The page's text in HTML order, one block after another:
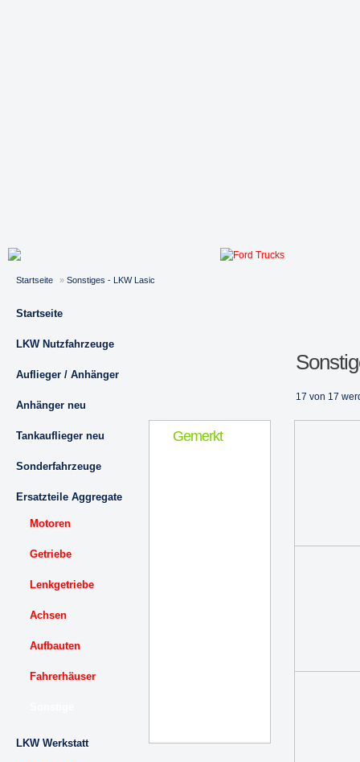
Startseite » Sonstiges - LKW Lasic
Startseite
LKW Nutzfahrzeuge
Auflieger / Anhänger
Anhänger neu
Tankauflieger neu
Sonderfahrzeuge
Ersatzteile Aggregate
Motoren
Getriebe
Lenkgetriebe
Achsen
Aufbauten
Fahrerhäuser
LKW Werkstatt
17 von 17
Gemerkt